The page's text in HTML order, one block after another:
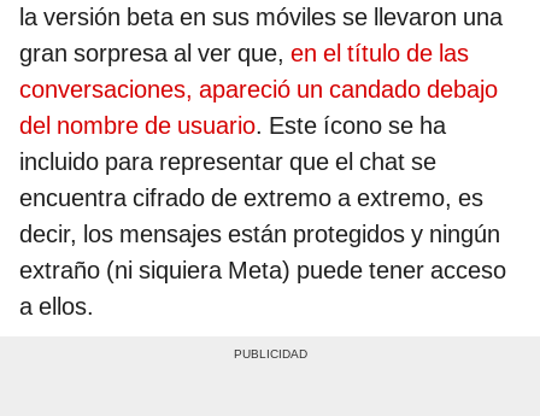
la versión beta en sus móviles se llevaron una
gran sorpresa al ver que, en el título de las
conversaciones, apareció un candado debajo
del nombre de usuario. Este ícono se ha
incluido para representar que el chat se
encuentra cifrado de extremo a extremo, es
decir, los mensajes están protegidos y ningún
extraño (ni siquiera Meta) puede tener acceso
a ellos.